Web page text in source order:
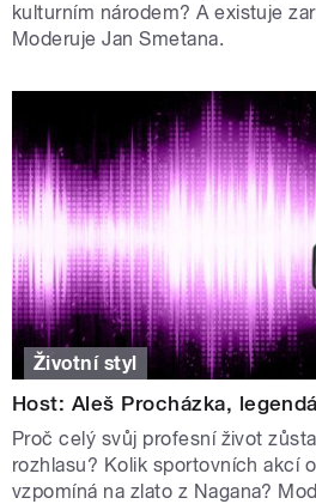
kulturním národem? A existuje
Moderuje Jan Smetana.
Životní styl
Host: Aleš Procházka,
Proč celý svůj profesní život
rozhlasu? Kolik sportovních akcí
vzpomíná na zlato z Nagana?